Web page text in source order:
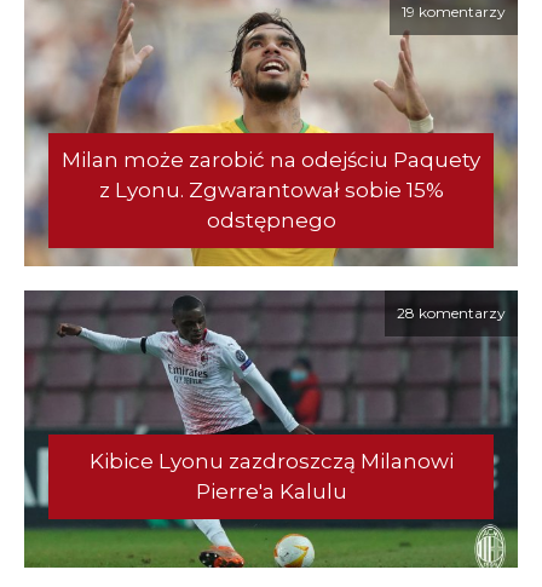
19 komentarzy
Milan może zarobić na odejściu Paquety
z Lyonu. Zgwarantował sobie 15%
odstępnego
28 komentarzy
Kibice Lyonu zazdroszczą Milanowi
Pierre'a Kalulu